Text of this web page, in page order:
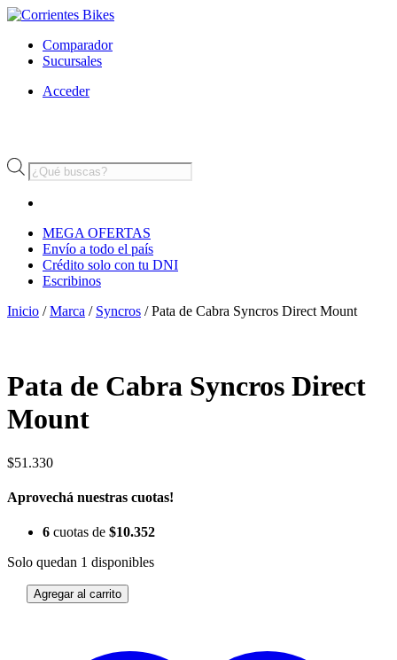
Comparador
Sucursales
Acceder
Búsqueda
de
MEGA OFERTAS
Envío a todo el país
Crédito solo con tu DNI
Escribinos
Inicio /Marca / Syncros / Pata de Cabra Syncros Direct Mount
Pata de Cabra Syncros Direct
Mount
$51.330
Aprovechá nuestras cuotas!
6 cuotas de $10.352
Solo quedan 1 disponibles
Pata
Agregar al carrito